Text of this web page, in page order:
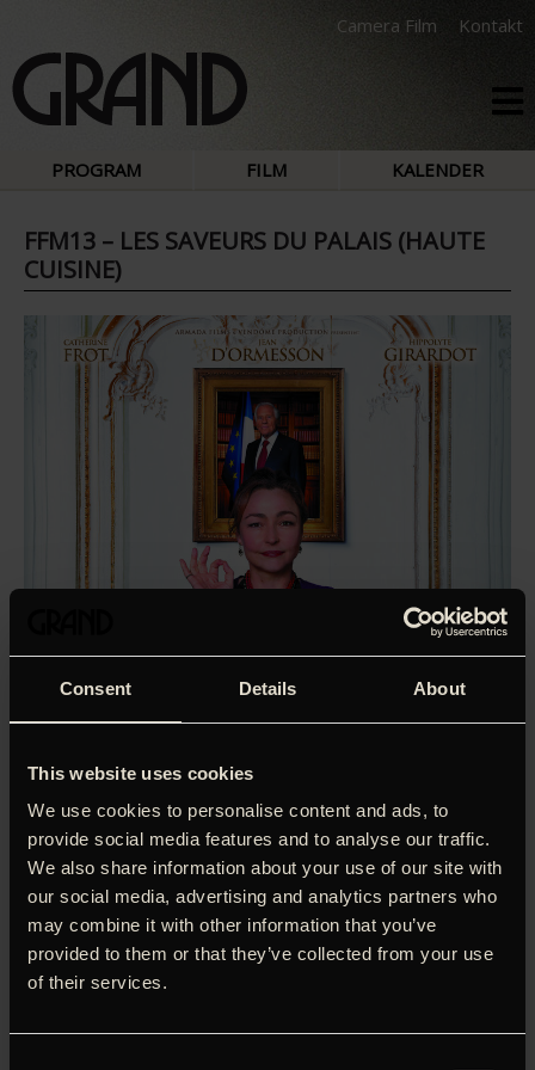
Consent Details About
This website uses cookies
We use cookies to personalise content and ads, to
provide social media features and to analyse our traffic.
We also share information about your use of our site with
our social media, advertising and analytics partners who
may combine it with other information that you’ve
provided to them or that they’ve collected from your use
of their services.
Camera Film Kontakt
PROGRAM FILM KALENDER
FFM13 – LES SAVEURS DU PALAIS (HAUTE
CUISINE)
Screen Int.